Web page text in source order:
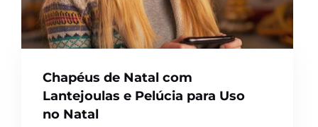
Chapéus de Natal com
Lantejoulas e Pelúcia para Uso
no Natal